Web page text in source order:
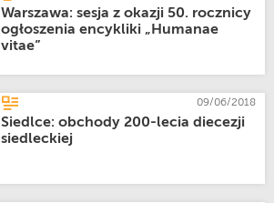
Warszawa: sesja z okazji 50. rocznicy
ogłoszenia encykliki „Humanae
vitae”
09/06/2018
Siedlce: obchody 200-lecia diecezji
siedleckiej